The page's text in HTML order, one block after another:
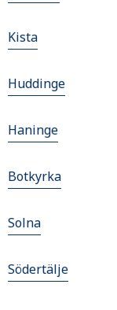
Kista
Huddinge
Haninge
Botkyrka
Solna
Södertälje